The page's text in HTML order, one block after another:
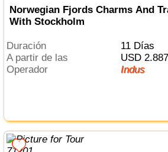
Norwegian Fjords Charms And
With Stockholm
Duración
11 Días
a partir de las
USD 2.887
Operador
Indus